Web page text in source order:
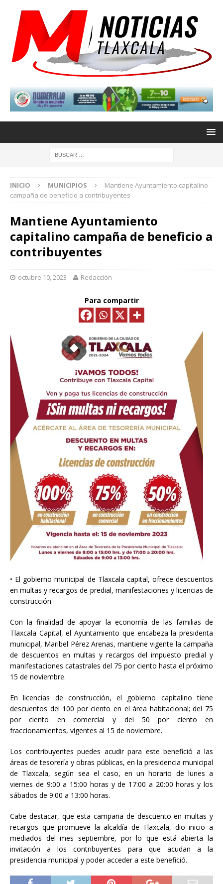
INICIO MUNICIPIOS
Mantiene Ayuntamiento capitalino
campaña de beneficio a contribuyentes
Mantiene Ayuntamiento
capitalino campaña de beneficio a
contribuyentes
octubre 10, 2023 Redacción
Para compartir
• El gobierno municipal de Tlaxcala capital, ofrece descuentos
en multas y recargos de predial, manifestaciones y licencias de
construcción
Con la finalidad de apoyar la economía de las familias de
Tlaxcala Capital, el Ayuntamiento que encabeza la presidenta
municipal, Maribel Pérez Arenas, mantiene vigente la campaña
de descuentos en multas y recargos del impuesto predial y
manifestaciones catastrales del 75 por ciento hasta el próximo
15 de noviembre.
En licencias de construcción, el gobierno capitalino tiene
descuentos del 100 por ciento en el área habitacional; del 75
por ciento en comercial y del 50 por ciento en
fraccionamientos, vigentes al 15 de noviembre.
Los contribuyentes puedes acudir para este benefició a las
áreas de tesorería y obras públicas, en la presidencia municipal
de Tlaxcala, según sea el caso, en un horario de lunes a
viernes de 9:00 a 15:00 horas y de 17:00 a 20:00 horas y los
sábados de 9:00 a 13:00 horas.
Cabe destacar, que esta campaña de descuento en multas y
recargos que promueve la alcaldía de Tlaxcala, dio inicio a
mediados del mes septiembre, por lo que está abierta la
invitación a los contribuyentes para que acudan a la
presidencia municipal y poder acceder a este benefició.